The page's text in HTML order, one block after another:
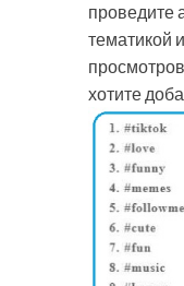
проведите
тематикой
хотите